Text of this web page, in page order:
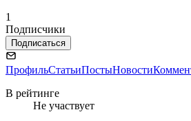
1
Подписчики
Подписаться
ПрофильСтатьиПостыНовости
В рейтинге
Не участвует